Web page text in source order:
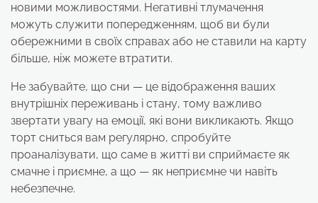
новими можливостями. Негативні тлумачення
можуть служити попередженням, щоб ви були
обережними в своїх справах або не ставили на карту
більше, ніж можете втратити.
Не забувайте, що сни — це відображення ваших
внутрішніх переживань і стану, тому важливо
звертати увагу на емоції, які вони викликають. Якщо
торт сниться вам регулярно, спробуйте
проаналізувати, що саме в житті ви сприймаєте як
смачне і приємне, а що — як неприємне чи навіть
небезпечне.